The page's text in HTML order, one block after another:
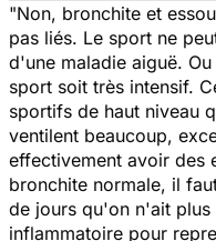
"Non, bronchite et
pas liés. Le sport ne
d'une maladie aiguë.
sport soit très intensif.
sportifs de haut niveau
ventilent beaucoup,
effectivement avoir des
bronchite normale, il
de jours qu'on n'ait
inflammatoire pour